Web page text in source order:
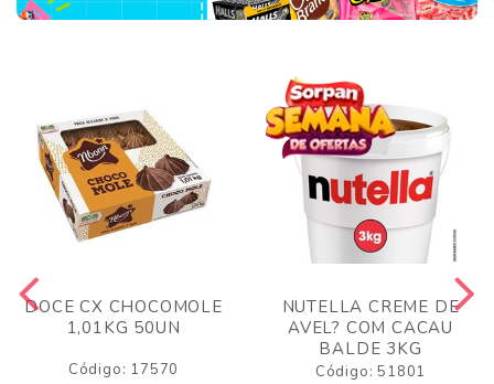
DOCE CX CHOCOMOLE
1,01KG 50UN
Código: 17570
NUTELLA CREME DE
AVEL? COM CACAU
BALDE 3KG
Código: 51801